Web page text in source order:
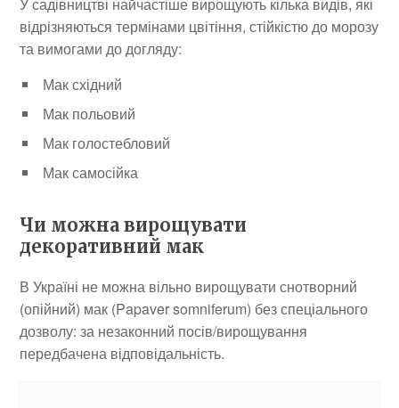
відрізняються термінами цвітіння, стійкістю до морозу
та вимогами до догляду:
Мак східний
Мак польовий
Мак голостебловий
Мак самосійка
Чи можна вирощувати
декоративний мак
В Україні не можна вільно вирощувати снотворний
(опійний) мак (Papaver somniferum) без спеціального
дозволу: за незаконний посів/вирощування
передбачена відповідальність.